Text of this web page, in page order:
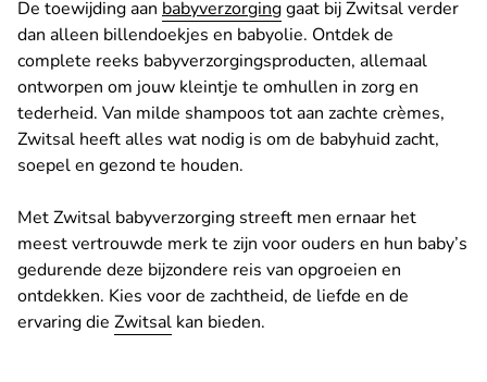
De toewijding aan babyverzorginggaat bij Zwitsal verder
dan alleen billendoekjes en babyolie. Ontdek de
complete reeks babyverzorgingsproducten, allemaal
ontworpen om jouw kleintje te omhullen in zorg en
tederheid. Van milde shampoos tot aan zachte crèmes,
Zwitsal heeft alles wat nodig is om de babyhuid zacht,
soepel en gezond te houden.
Met Zwitsal babyverzorging streeft men ernaar het
meest vertrouwde merk te zijn voor ouders en hun baby’s
gedurende deze bijzondere reis van opgroeien en
ontdekken. Kies voor de zachtheid, de liefde en de
ervaring die Zwitsal kan bieden.